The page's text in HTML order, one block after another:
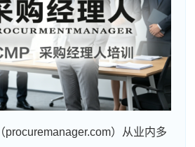
procuremanager.com）从业内多